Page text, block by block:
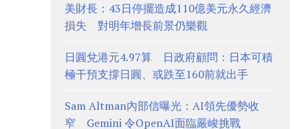
美財長：43日停擺造成110億美元永久經濟
損失 對明年增長前景仍樂觀
日圓兌港元4.97算 日政府顧問：日本可積
極干預支撐日圓、或跌至160前就出手
Sam Altman內部信曝光：AI領先優勢收
窄 Gemini 令OpenAI面臨嚴峻挑戰